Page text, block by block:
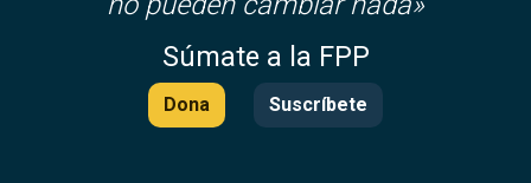
Súmate a la FPP
Dona Suscríbete